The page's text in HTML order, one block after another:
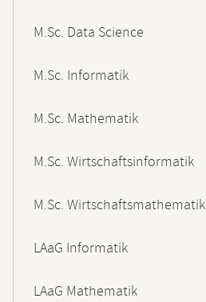
M.Sc. Data Science
M.Sc. Informatik
M.Sc. Mathematik
M.Sc. Wirtschaftsinformatik
M.Sc. Wirtschaftsmathematik
LAaG Informatik
LAaG Mathematik